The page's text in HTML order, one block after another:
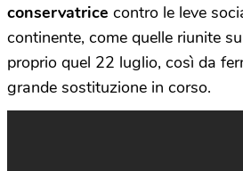
conservatrice contro le leve
continente, come quelle riunite
proprio quel 22 luglio, così da
grande sostituzione in corso.